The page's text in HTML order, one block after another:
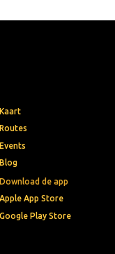
Download de app
Apple App Store
Google Play Store
Kaart
Routes
Events
Blog